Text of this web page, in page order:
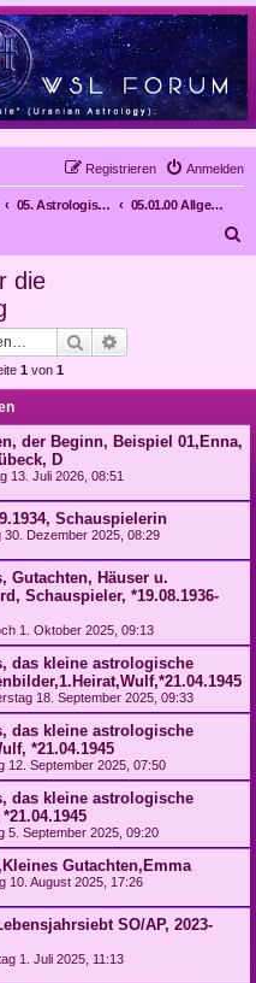
Anmelden
Registrieren
05. Astrologische Gutachten
05.01.00 Allgemeines über die Persönlichkeitsentwicklung
die
Suche
1 von 1
der Beginn, Beispiel 01,Enna,
D
13. Juli 2026, 08:51
Schauspielerin
30. Dezember 2025, 08:29
Gutachten, Häuser u.
Schauspieler, *19.08.1936-
1. Oktober 2025, 09:13
das kleine astrologische
18. September 2025, 09:33
das kleine astrologische
*21.04.1945
12. September 2025, 07:50
das kleine astrologische
5. September 2025, 09:20
Gutachten,Emma
10. August 2025, 17:26
SO/AP, 2023-
1. Juli 2025, 11:13